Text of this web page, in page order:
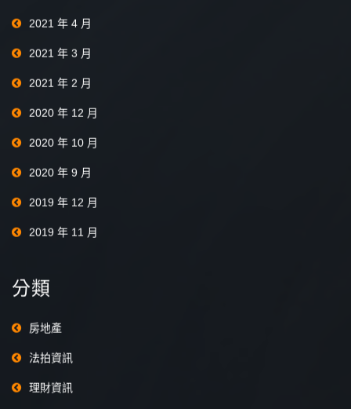
2021 年 4 月
2021 年 3 月
2021 年 2 月
2020 年 12 月
2020 年 10 月
2020 年 9 月
2019 年 12 月
2019 年 11 月
分類
房地產
法拍資訊
理財資訊